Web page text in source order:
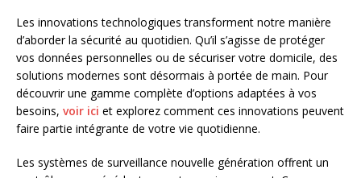
Les innovations technologiques transforment notre manière
d’aborder la sécurité au quotidien. Qu’il s’agisse de protéger
vos données personnelles ou de sécuriser votre domicile, des
solutions modernes sont désormais à portée de main. Pour
découvrir une gamme complète d’options adaptées à vos
besoins, voir ici et explorez comment ces innovations peuvent
faire partie intégrante de votre vie quotidienne.
Les systèmes de surveillance nouvelle génération offrent un